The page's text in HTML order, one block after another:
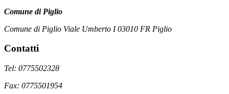
Comune di Piglio
Comune di Piglio Viale Umberto I 03010 FR Piglio
Contatti
Tel: 0775502328
Fax: 0775501954